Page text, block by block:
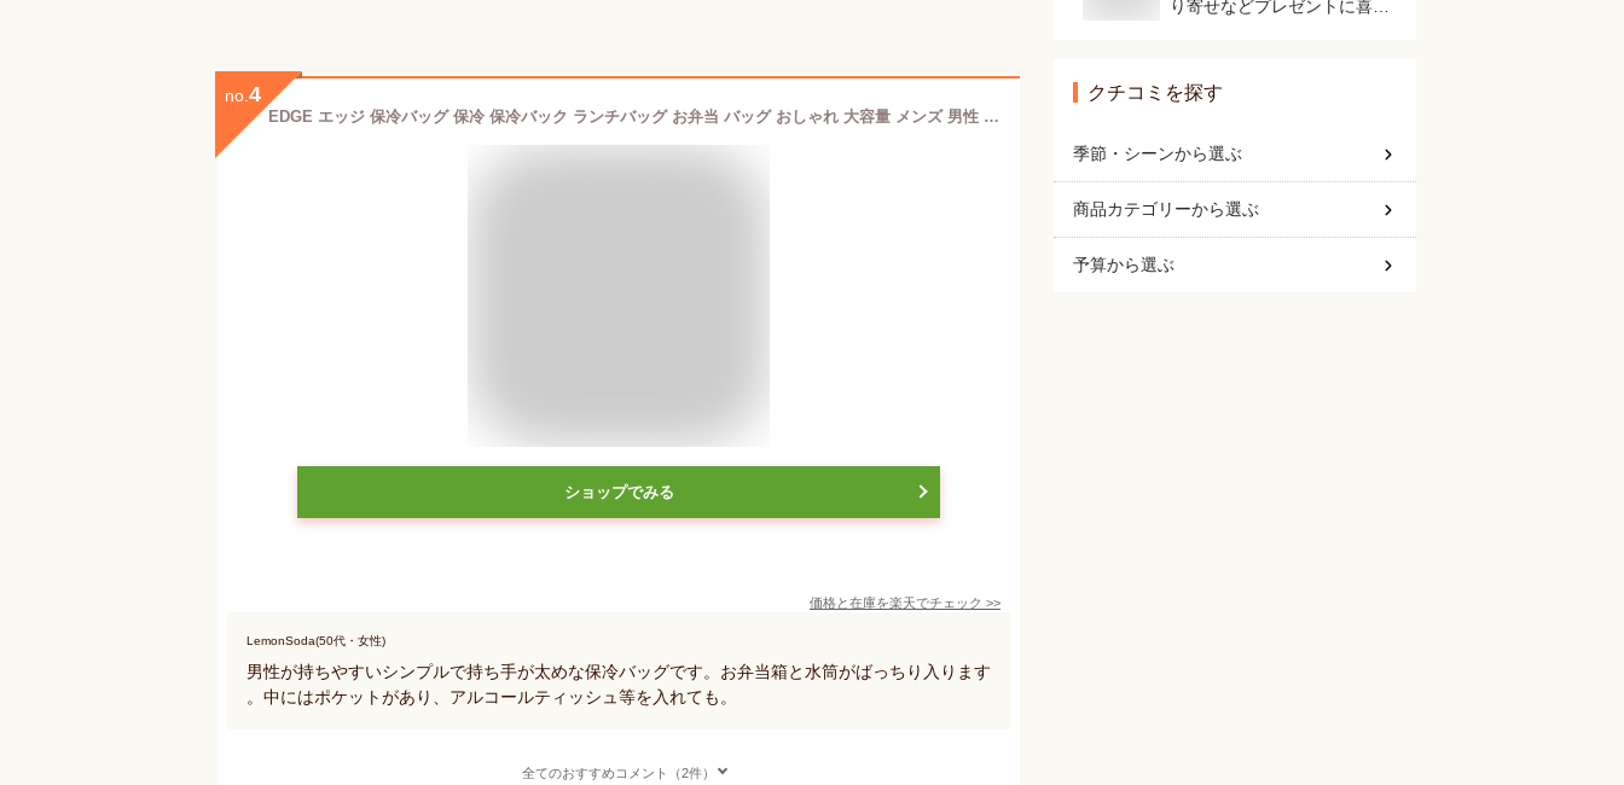
no. 4
EDGE エッジ 保冷バッグ 保冷 保冷バック ランチバッグ お弁当 バッグ おしゃれ 大容量 メンズ 男性 レディース 行楽 ビジネス [73371]
ショップでみる
価格と在庫を楽天でチェック >>
LemonSoda(50代・女性)
男性が持ちやすいシンプルで持ち手が太めな保冷バッグです。お弁当箱と水筒がばっちり入ります
。中にはポケットがあり、アルコールティッシュ等を入れても。
全てのおすすめコメント（2件）
り寄せなどプレゼントに喜ば
クチコミを探す
季節・シーンから選ぶ
商品カテゴリーから選ぶ
予算から選ぶ